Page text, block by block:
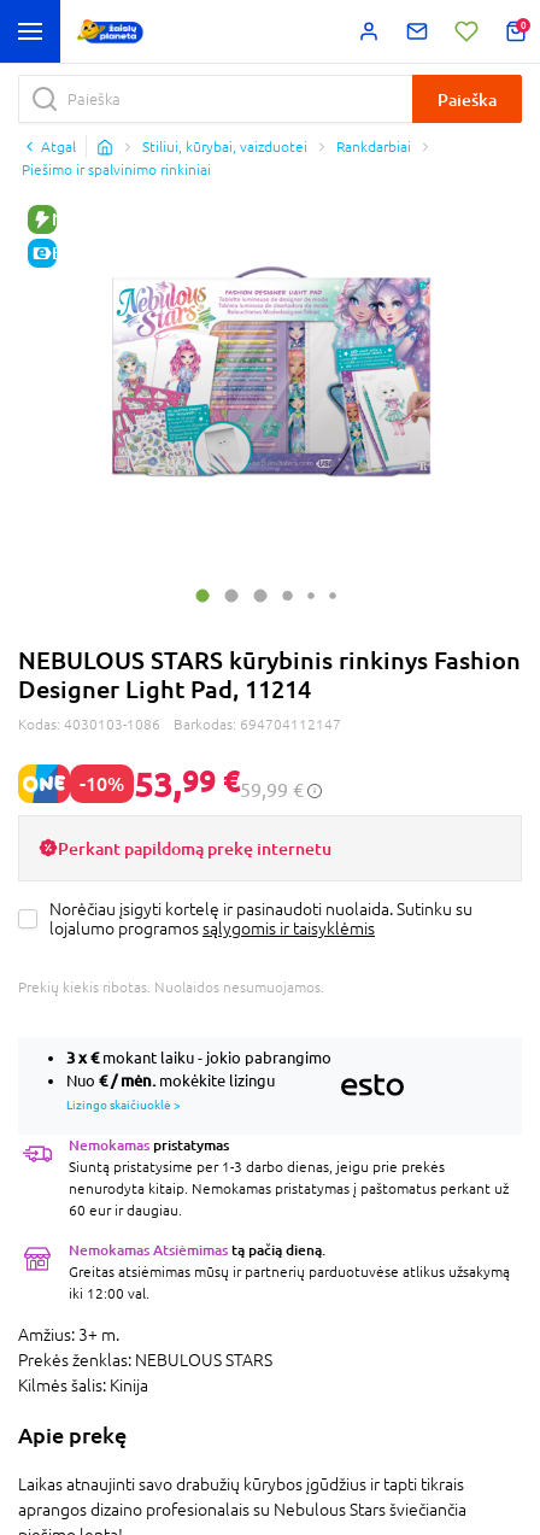
0
Paieška
Atgal Stiliui, kūrybai, vaizduotei
Rankdarbiai
Piešimo ir spalvinimo rinkiniai
NAUJA PREKĖ
E-KAINA
NEBULOUS STARS kūrybinis rinkinys Fashion
Designer Light Pad, 11214
Kodas: 4030103-1086 Barkodas: 694704112147
-10% 53,99 €59,99 €
Perkant papildomą prekę internetu
Norėčiau įsigyti kortelę ir pasinaudoti nuolaida. Sutinku su
lojalumo programossąlygomis ir taisyklėmis
Prekių kiekis ribotas. Nuolaidos nesumuojamos.
3 x€mokant laiku - jokio pabrangimo
Nuo € / mėn. mokėkite lizingu
Lizingo skaičiuoklė >
Nemokamas pristatymas
Siuntą pristatysime per 1-3 darbo dienas, jeigu prie prekės
nenurodyta kitaip. Nemokamas pristatymas į paštomatus perkant už
60 eur ir daugiau.
Nemokamas Atsiėmimas tą pačią dieną.
Greitas atsiėmimas mūsų ir partnerių parduotuvėse atlikus užsakymą
iki 12:00 val.
Amžius: 3+ m.
Prekės ženklas: NEBULOUS STARS
Kilmės šalis: Kinija
Apie prekę
Laikas atnaujinti savo drabužių kūrybos įgūdžius ir tapti tikrais
aprangos dizaino profesionalais su Nebulous Stars šviečiančia